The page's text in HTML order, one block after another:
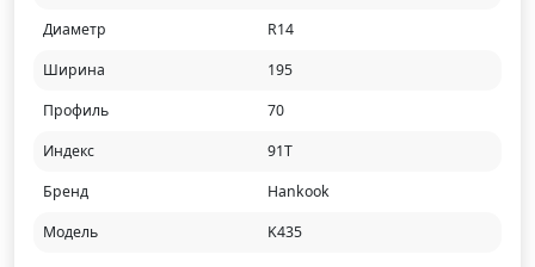
Диаметр
R14
Ширина
195
Профиль
70
Индекс
91T
Бренд
Hankook
Модель
K435